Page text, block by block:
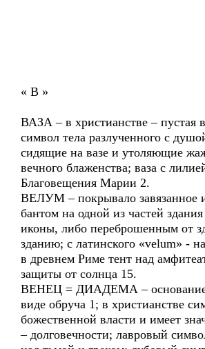
« В »
ВАЗА – в христианстве – пустая
символ тела разлученного с
сидящие на вазе и утоляющие
вечного блаженства; ваза с
Благовещения Марии 2.
ВЕЛУМ – покрывало завязанное
бантом на одной из частей
иконы, либо переброшенным от
зданию; с латинского «velum» -
в древнем Риме тент над
защиты от солнца 15.
ВЕНЕЦ = ДИАДЕМА – основание
виде обруча 1; в христианстве
божественной власти и имеет
– долговечности; лавровый